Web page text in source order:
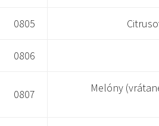
0805
0806
0807 Melóny